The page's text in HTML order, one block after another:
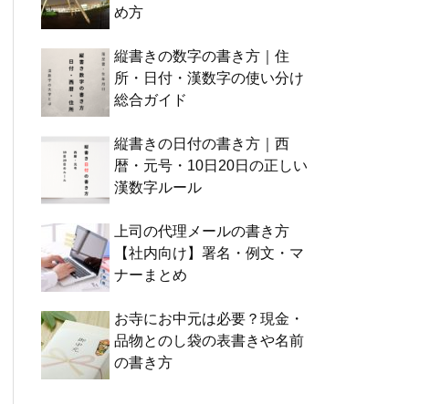
め方
縦書きの数字の書き方｜住
所・日付・漢数字の使い分け
総合ガイド
縦書きの日付の書き方｜西
暦・元号・10日20日の正しい
漢数字ルール
上司の代理メールの書き方
【社内向け】署名・例文・マ
ナーまとめ
お寺にお中元は必要？現金・
品物とのし袋の表書きや名前
の書き方